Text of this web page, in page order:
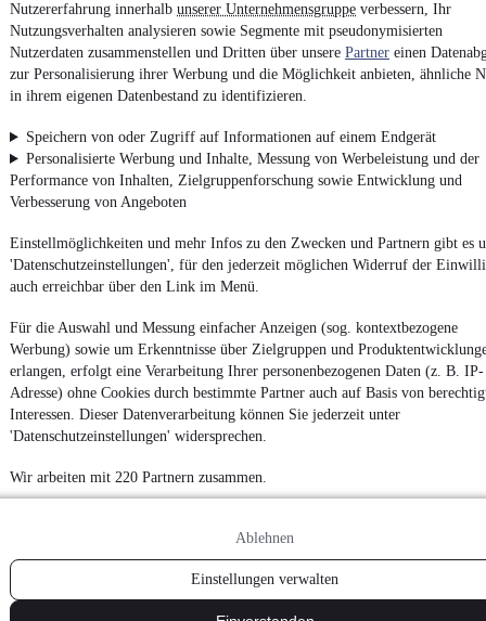
Nutzererfahrung innerhalb unserer Unternehmensgruppe verbessern, Ihr
Nutzungsverhalten analysieren sowie Segmente mit pseudonymisierten
Nutzerdaten zusammenstellen und Dritten über unsere Partner einen
zur Personalisierung ihrer Werbung und die Möglichkeit anbieten, ähnliche
in ihrem eigenen Datenbestand zu identifizieren.
Speichern von oder Zugriff auf Informationen auf einem Endgerät
Personalisierte Werbung und Inhalte, Messung von Werbeleistung und der
Performance von Inhalten, Zielgruppenforschung sowie Entwicklung und
Verbesserung von Angeboten
Einstellmöglichkeiten und mehr Infos zu den Zwecken und Partnern gibt es
'Datenschutzeinstellungen', für den jederzeit möglichen Widerruf der
auch erreichbar über den Link im Menü.
Für die Auswahl und Messung einfacher Anzeigen (sog. kontextbezogene
Werbung) sowie um Erkenntnisse über Zielgruppen und
erlangen, erfolgt eine Verarbeitung Ihrer personenbezogenen Daten (z. B. IP-
Adresse) ohne Cookies durch bestimmte Partner auch auf Basis von
Interessen. Dieser Datenverarbeitung können Sie jederzeit unter
'Datenschutzeinstellungen' widersprechen.
Wir arbeiten mit 220 Partnern zusammen.
Ablehnen
Einstellungen verwalten
VonAuto verkaufenüberE-BikesundGebrauchtwagen:
Besuche
mobile.de